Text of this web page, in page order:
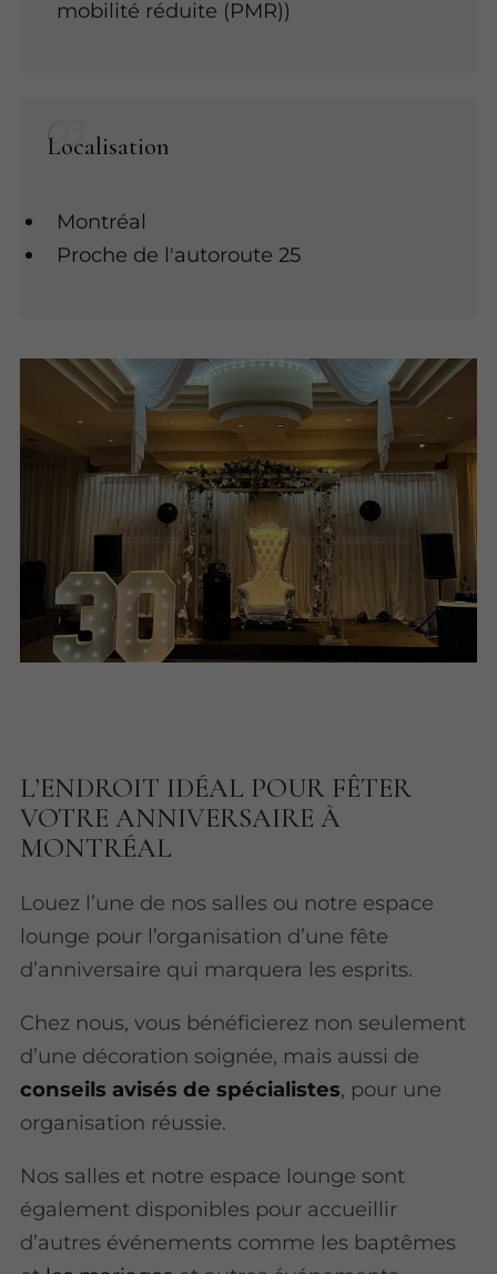
mobilité réduite (PMR))
Localisation
Montréal
Proche de l'autoroute 25
L’ENDROIT IDÉAL POUR FÊTER
VOTRE ANNIVERSAIRE À
MONTRÉAL
Louez l’une de nos salles ou notre espace
lounge pour l’organisation d’une fête
d’anniversaire qui marquera les esprits.
Chez nous, vous bénéficierez non seulement
d’une décoration soignée, mais aussi de
conseils avisés de spécialistes, pour une
organisation réussie.
Nos salles et notre espace lounge sont
également disponibles pour accueillir
d’autres événements comme les baptêmes